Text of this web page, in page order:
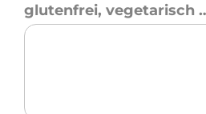
glutenfrei, vegetarisch